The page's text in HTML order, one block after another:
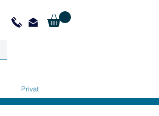
Privat